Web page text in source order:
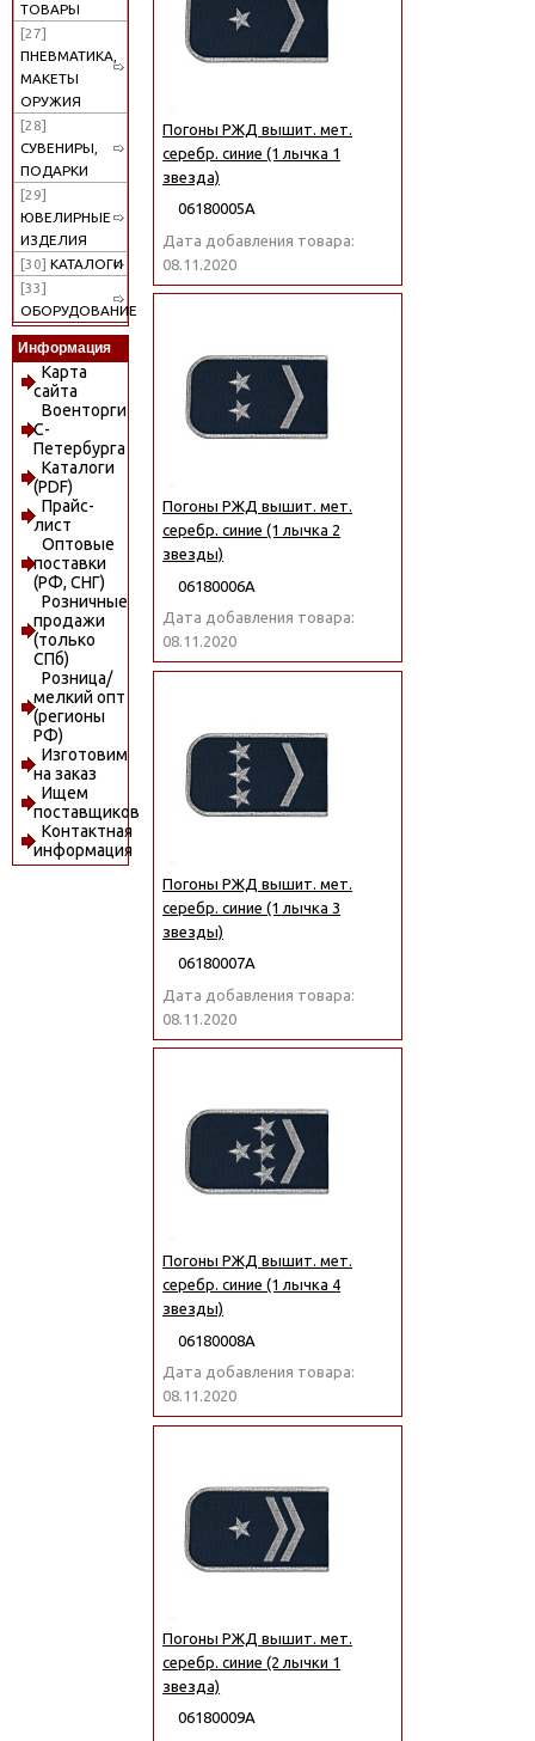
ТОВАРЫ
[27]
ПНЕВМАТИКА,
МАКЕТЫ
ОРУЖИЯ
[28]
СУВЕНИРЫ,
ПОДАРКИ
[29]
ЮВЕЛИРНЫЕ
ИЗДЕЛИЯ
[30] КАТАЛОГИ
[33]
ОБОРУДОВАНИЕ
Информация
Карта
сайта
Военторги
С-
Петербурга
Каталоги
(PDF)
Прайс-
лист
Оптовые
поставки
(РФ, СНГ)
Розничные
продажи
(только
СПб)
Розница/
мелкий опт
(регионы
РФ)
Изготовим
на заказ
Ищем
поставщиков
Контактная
информация
Погоны РЖД вышит. мет.
серебр. синие (1 лычка 1
звезда)
06180005А
Дата добавления товара:
08.11.2020
Погоны РЖД вышит. мет.
серебр. синие (1 лычка 2
звезды)
06180006А
Дата добавления товара:
08.11.2020
Погоны РЖД вышит. мет.
серебр. синие (1 лычка 3
звезды)
06180007А
Дата добавления товара:
08.11.2020
Погоны РЖД вышит. мет.
серебр. синие (1 лычка 4
звезды)
06180008А
Дата добавления товара:
08.11.2020
Погоны РЖД вышит. мет.
серебр. синие (2 лычки 1
звезда)
06180009А